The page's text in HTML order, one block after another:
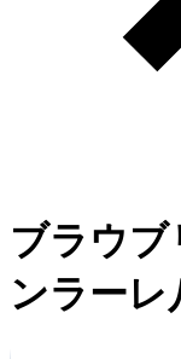
ブラウブ
ンラーレ